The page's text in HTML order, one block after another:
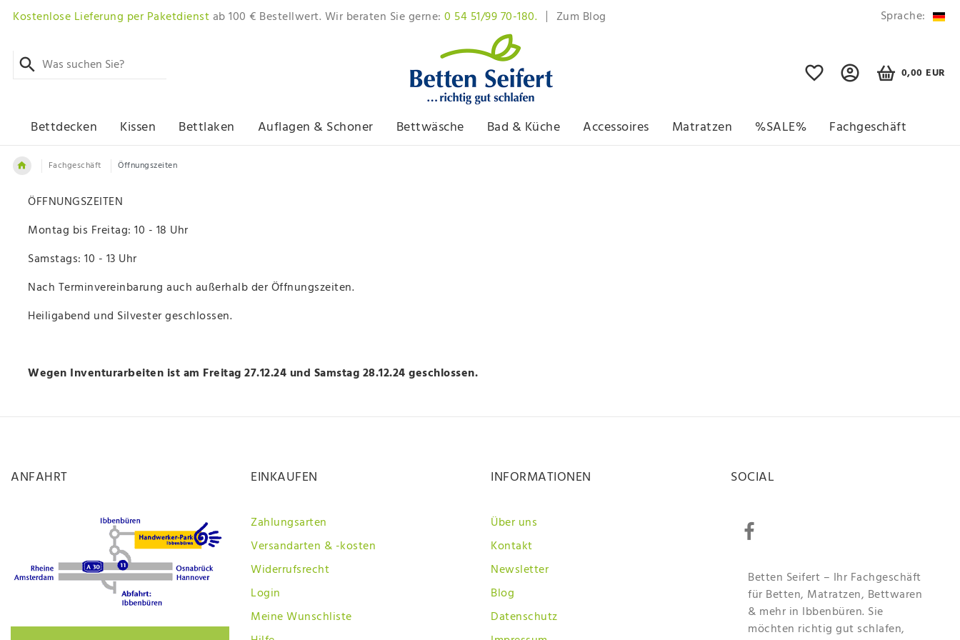
Zum Blog
Kostenlose Lieferung per Paketdienstab 100 € Bestellwert. Wir beraten Sie gerne: 0 54 51/99 70-180. Sprache:
0,00 EUR
Bettdecken Kissen Bettlaken Auflagen & Schoner Bettwäsche Bad & Küche Accessoires Matratzen %SALE% Fachgeschäft
Fachgeschäft Öffnungszeiten
ÖFFNUNGSZEITEN
Montag bis Freitag: 10 - 18 Uhr
Samstags: 10 - 13 Uhr
Nach Terminvereinbarung auch außerhalb der Öffnungszeiten.
Heiligabend und Silvester geschlossen.
Wegen Inventurarbeiten ist am Freitag 27.12.24 und Samstag 28.12.24 geschlossen.
ANFAHRT EINKAUFEN
Zahlungsarten
Versandarten & -kosten
Widerrufsrecht
Login
Meine Wunschliste
INFORMATIONEN
Über uns
Kontakt
Newsletter
Blog
Datenschutz
SOCIAL
Betten Seifert – Ihr Fachgeschäft
für Betten, Matratzen, Bettwaren
& mehr in Ibbenbüren. Sie
möchten richtig gut schlafen,